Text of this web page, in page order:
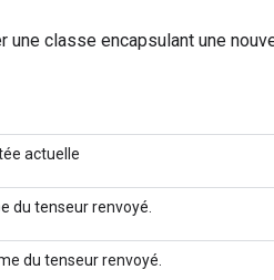
une classe encapsulant une
actuelle
du tenseur renvoyé.
du tenseur renvoyé.